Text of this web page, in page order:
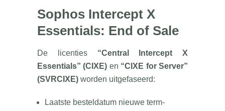
Sophos Intercept X
Essentials: End of Sale
De licenties “Central Intercept X
Essentials” (CIXE) en “CIXE for Server”
(SVRCIXE) worden uitgefaseerd:
Laatste besteldatum nieuwe term-